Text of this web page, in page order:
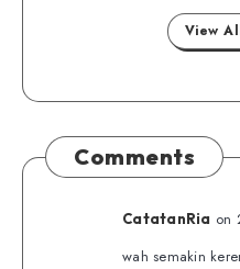
View
Comments
CatatanRia on
wah semakin